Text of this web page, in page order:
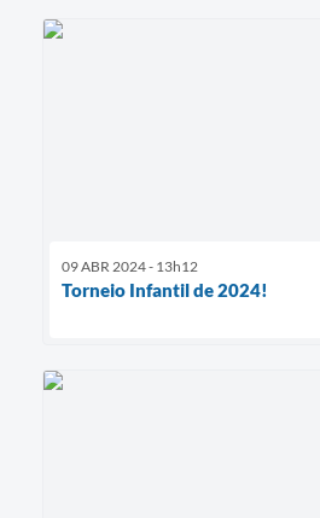
09 ABR 2024 - 13h12
Torneio Infantil de 2024!